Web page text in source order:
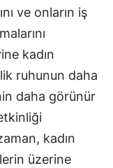
ve onların iş
kadın
ruhunun daha
daha görünür
kadın
üzerine